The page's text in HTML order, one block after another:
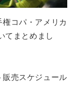
コパ・アメリカ
てまとめまし
売スケジュール